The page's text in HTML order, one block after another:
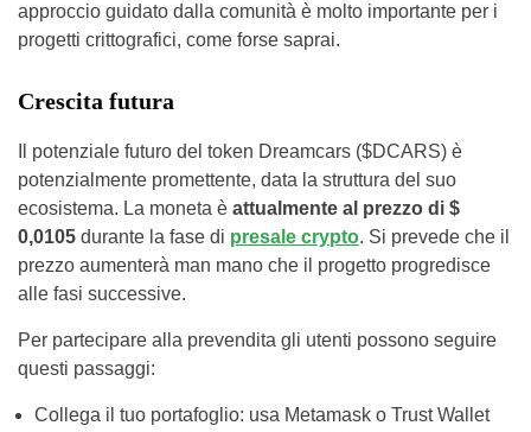
approccio guidato dalla comunità è molto importante per i
progetti crittografici, come forse saprai.
Crescita futura
Il potenziale futuro del token Dreamcars ($DCARS) è
potenzialmente promettente, data la struttura del suo
ecosistema. La moneta è attualmente al prezzo di $
0,0105 durante la fase di presale crypto. Si prevede che il
prezzo aumenterà man mano che il progetto progredisce
alle fasi successive.
Per partecipare alla prevendita gli utenti possono seguire
questi passaggi:
Collega il tuo portafoglio: usa Metamask o Trust Wallet